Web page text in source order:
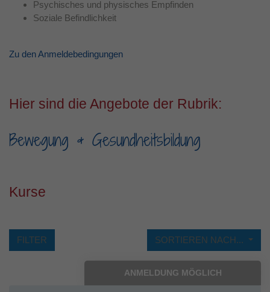
Psychisches und physisches Empfinden
Soziale Befindlichkeit
Zu den Anmeldebedingungen
Hier sind die Angebote der Rubrik:
Bewegung & Gesundheitsbildung
Kurse
SORTIEREN NACH...
FILTER
ANMELDUNG MÖGLICH
Laufzeit 1 Jahr
Zweck
Cookie-Einstellungen für diese Website zu